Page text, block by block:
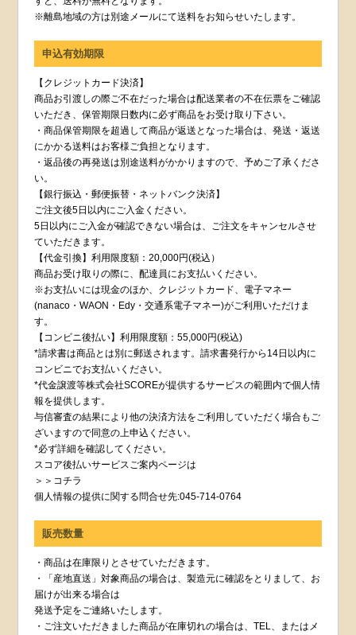
※離島地域の方は別途メールにて送料をお知らせいたします。
申込有効期限
【クレジットカード決済】
商品お引渡しの際ご不在だった場合は配送業者の不在伝票をご確認
いただき、保管期限日数内に必ず商品をお受け取り下さい。
・商品保管期限を超過して商品が返送となった場合は、発送・返送
にかかる送料はお客様ご負担となります。
・返品後の再発送は別途送料がかかりますので、予めご了承くださ
い。
【銀行振込・郵便振替・ネットバンク決済】
ご注文後5日以内にご入金ください。
5日以内にご入金が確認できない場合は、ご注文をキャンセルさせ
ていただきます。
【代金引換】利用限度額：20,000円(税込）
商品お受け取りの際に、配達員にお支払いください。
※お支払いには現金のほか、クレジットカード、電子マネー
(nanaco・WAON・Edy・交通系電子マネー)がご利用いただけま
す。
【コンビニ後払い】利用限度額：55,000円(税込)
*請求書は商品とは別に郵送されます。請求書発行から14日以内に
コンビニでお支払いください。
*代金譲渡等株式会社SCOREが提供するサービスの範囲内で個人情
報を提供します。
与信審査の結果により他の決済方法をご利用していただく場合もご
ざいますので同意の上申込ください。
*必ず詳細を確認してください。
スコア後払いサービスご案内ページは
＞＞コチラ
個人情報の提供に関する問合せ先:045-714-0764
販売数量
・商品は在庫限りとさせていただきます。
・「産地直送」対象商品の場合は、製造元に確認をとりまして、お
届けが出来る場合は
発送予定をご連絡いたします。
・ご注文いただきました商品が在庫切れの場合は、TEL、またはメ